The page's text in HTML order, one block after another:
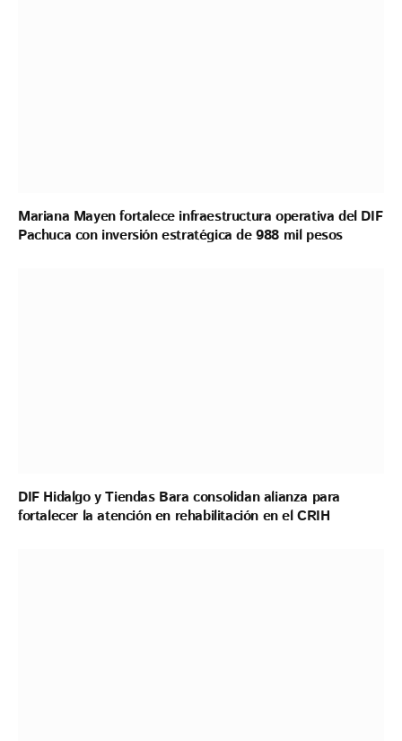
Mariana Mayen fortalece infraestructura operativa del DIF
Pachuca con inversión estratégica de 988 mil pesos
DIF Hidalgo y Tiendas Bara consolidan alianza para
fortalecer la atención en rehabilitación en el CRIH